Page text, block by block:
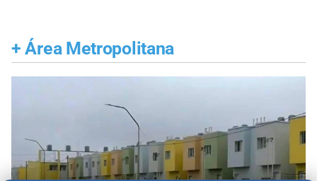
+ Área Metropolitana